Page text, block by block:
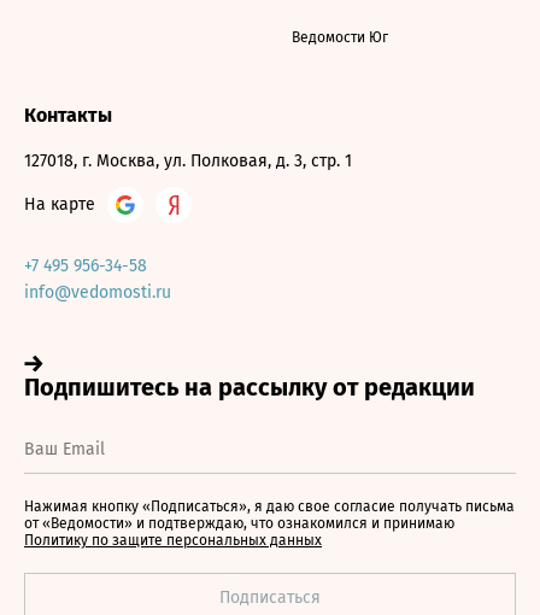
Ведомости Юг
Контакты
127018, г. Москва, ул. Полковая, д. 3, стр. 1
На карте
+7 495 956-34-58
info@vedomosti.ru
Нажимая кнопку «Подписаться», я даю свое согласие получать письма
от «Ведомости» и подтверждаю, что ознакомился и принимаю
Политику по защите персональных данных